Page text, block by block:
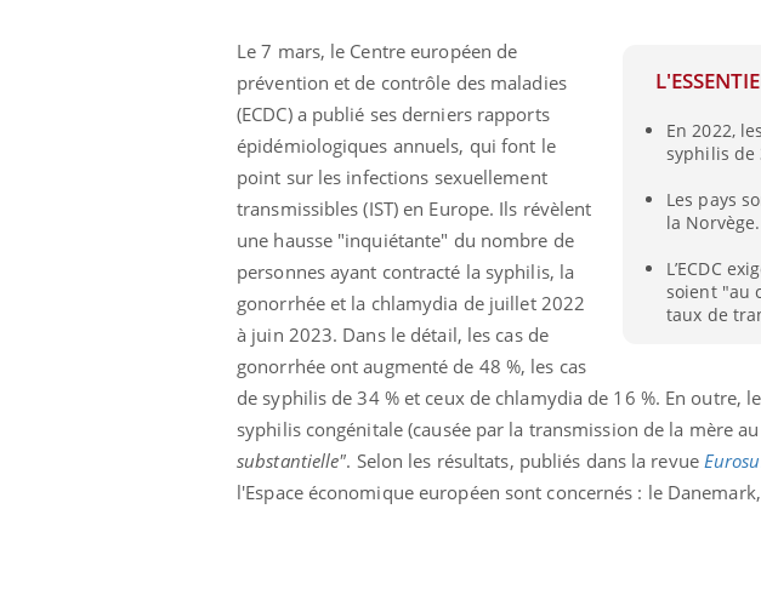
En 2022,
syphilis de
Les pays
la Norvège.
L’ECDC
soient "au
taux de
Le 7 mars, le Centre européen de
prévention et de contrôle des maladies
(ECDC) a publié ses derniers rapports
épidémiologiques annuels, qui font le
point sur les infections sexuellement
transmissibles (IST) en Europe. Ils révèlent
une hausse "inquiétante" du nombre de
personnes ayant contracté la syphilis, la
gonorrhée et la chlamydia de juillet 2022
à juin 2023. Dans le détail, les cas de
gonorrhée ont augmenté de 48 %, les cas
de syphilis de 34 % et ceux de chlamydia de 16 %. En outre,
syphilis congénitale (causée par la transmission de la mère
substantielle". Selon les résultats, publiés dans la revue
l'Espace économique européen sont concernés : le
barracuda, une petite fille
secourue grâce à un
réflexe essentiel
Légionellose en Suisse :
quelle est l’origine de la
contamination ?
Allergies alimentaires :
une nouvelle arme contre
vacances ?
Bilan
les kinés
TDAH : quel